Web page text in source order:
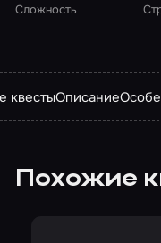
Сложность
квестыОписание
Похожие